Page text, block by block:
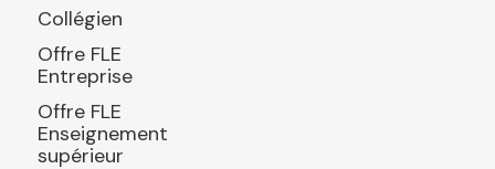
Collégien
Offre FLE
Entreprise
Offre FLE
Enseignement
supérieur